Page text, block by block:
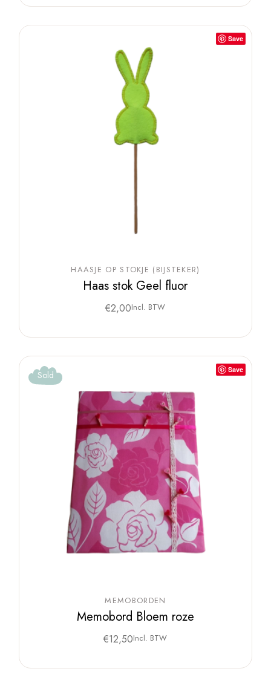
Save
HAASJE OP STOKJE (BIJSTEKER)
Haas stok Geel fluor
€2,00Incl. BTW
Save
Sold
MEMOBORDEN
Memobord Bloem roze
€12,50Incl. BTW